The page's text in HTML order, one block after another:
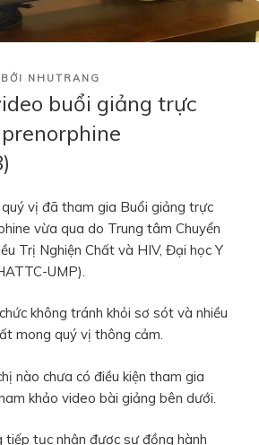
BỞI NHUTRANG
buổi giảng trực
vị đã tham gia Buổi giảng trực
vừa qua do Trung tâm Chuyển
Trị Nghiện Chất và HIV, Đại học Y
UMP).
không tránh khỏi sơ sót và nhiều
mong quý vị thông cảm.
nào chưa có điều kiện tham gia
khảo video bài giảng bên dưới.
tiếp tục nhận được sự đồng hành